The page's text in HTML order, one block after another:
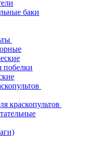
баки
побелки
краскопультов